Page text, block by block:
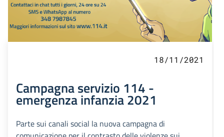
18/11/2021
Campagna servizio 114 -
emergenza infanzia 2021
Parte sui canali social la nuova campagna di